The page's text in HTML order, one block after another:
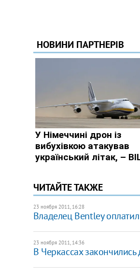
ЧИТАЙТЕ ТАКЖЕ
23 ноября 2011, 16:28
Владелец Bentley
23 ноября 2011, 14:36
В Черкассах